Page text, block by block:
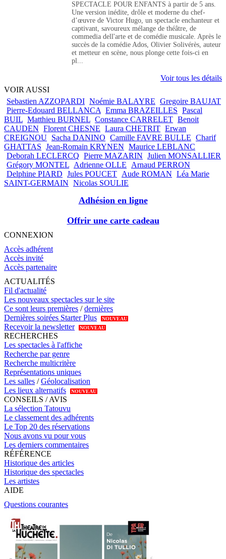
SPECTACLE POUR ENFANTS à partir de 5 ans.
Une version inédite, drôle et moderne du chef-
d’œuvre de Victor Hugo, un spectacle enchanteur et
captivant, savoureux mélange de théâtre, de
commedia dell'arte et de comédie musicale. Après le
succès de la comédie Ados, Olivier Solivérès, auteur
et metteur en scène, nous plonge cette fois-ci en
pl...
Voir tous les détails
VOIR AUSSI
Sebastien AZZOPARDI Noémie BALAYRE Gregoire BAUJAT
Pierre-Edouard BELLANCA Emma BRAZEILLES Pascal
BUIL Matthieu BURNEL Constance CARRELET Benoit
CAUDEN Florent CHESNE Laura CHETRIT Erwan
CREIGNOU Sacha DANINO Camille FAVRE BULLE Charif
GHATTAS Jean-Romain KRYNEN Maurice LEBLANC
Deborah LECLERCQ Pierre MAZARIN Julien MONSALLIER
Grégory MONTEL Adrienne OLLE
Arnaud PERRON
Delphine PIARD Jules POUCET Aude ROMAN Léa Marie
SAINT-GERMAIN Nicolas SOULIE
Adhésion en ligne
Offrir une carte cadeau
CONNEXION
Accès adhérent
Accès invité
Accès partenaire
ACTUALITÉS
Fil d'actualité
Les nouveaux spectacles sur le site
Ce sont leurs premières /dernières
Dernières soirées Starter Plus
NOUVEAU
Recevoir la newsletter NOUVEAU
RECHERCHES
Les spectacles à l'affiche
Recherche par genre
Recherche multicritère
Représentations uniques
Les salles /Géolocalisation
Les lieux alternatifs
NOUVEAU
CONSEILS / AVIS
La sélection Tatouvu
Le classement des adhérents
Le Top 20 des réservations
Nous avons vu pour vous
Les derniers commentaires
RÉFÉRENCE
Historique des articles
Historique des spectacles
Les artistes
AIDE
Questions courantes